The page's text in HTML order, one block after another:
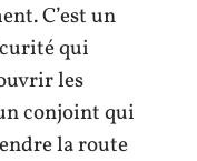
C’est un
qui
les
conjoint qui
la route